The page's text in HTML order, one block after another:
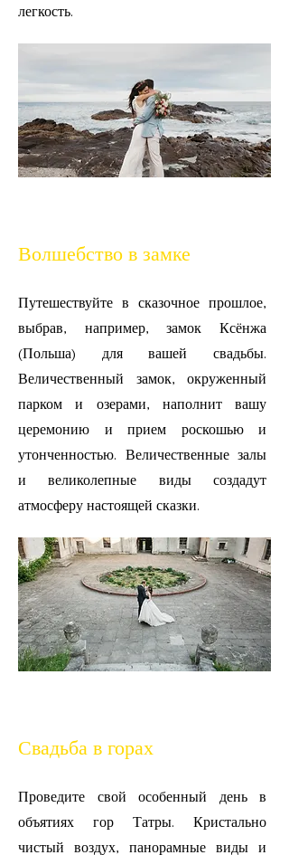
легкость.
Волшебство в замке
Путешествуйте в сказочное прошлое,
выбрав, например, замок Ксёнжа
(Польша) для вашей свадьбы.
Величественный замок, окруженный
парком и озерами, наполнит вашу
церемонию и прием роскошью и
утонченностью. Величественные залы
и великолепные виды создадут
атмосферу настоящей сказки.
Свадьба в горах
Проведите свой особенный день в
объятиях гор Татры. Кристально
чистый воздух, панорамные виды и